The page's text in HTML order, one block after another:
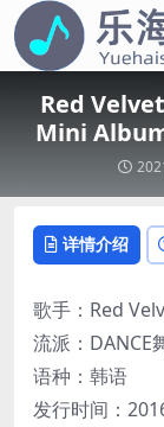
Red
Mini Album
详情介绍
歌手：Red
流派：DANCE
语种：韩语
发行时间：